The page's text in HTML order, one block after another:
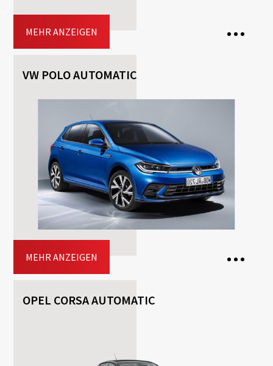
MEHR ANZEIGEN
5 Doors
Transmission: Automatisch
Fuel: Benzin
Driving licence: B
Jetzt buchen
VW POLO AUTOMATIC
MEHR ANZEIGEN
5 Doors
OPEL CORSA AUTOMATIC